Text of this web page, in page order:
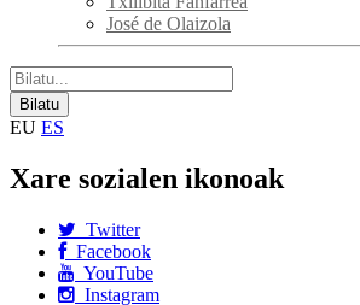
José de Olaizola
EU ES
Xare sozialen ikonoak
Twitter
Facebook
YouTube
Instagram